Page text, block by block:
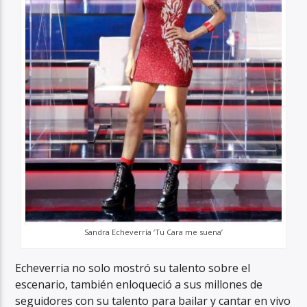
Sandra Echeverría ‘Tu Cara me suena’
Echeverria no solo mostró su talento sobre el
escenario, también enloqueció a sus millones de
seguidores con su talento para bailar y cantar en vivo